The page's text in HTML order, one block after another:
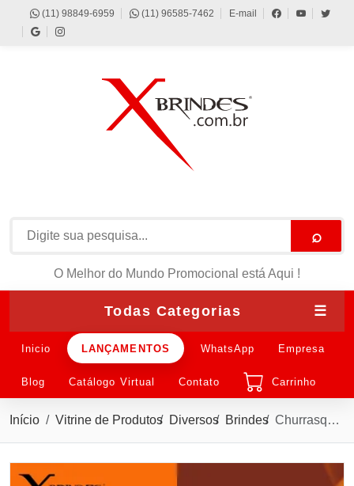
(11) 98849-6959 (11) 96585-7462 E-mail
⌕
O Melhor do Mundo Promocional está Aqui !
Todas Categorias ☰
Inicio LANÇAMENTOS WhatsApp Empresa
Blog Catálogo Virtual Contato Carrinho
Início Vitrine de Produtos Diversos Brindes Churrasqueira portátil em ferro com pés retráteis X09231